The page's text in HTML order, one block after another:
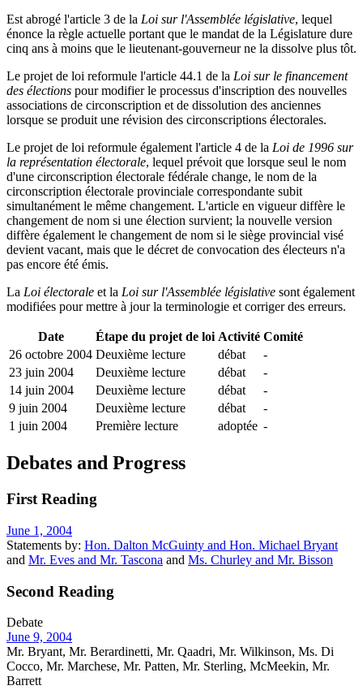
Est abrogé l'article 3 de la Loi sur l'Assemblée législative, lequel
énonce la règle actuelle portant que le mandat de la Législature dure
cinq ans à moins que le lieutenant-gouverneur ne la dissolve plus tôt.
Le projet de loi reformule l'article 44.1 de la Loi sur le financement
des élections pour modifier le processus d'inscription des nouvelles
associations de circonscription et de dissolution des anciennes
lorsque se produit une révision des circonscriptions électorales.
Le projet de loi reformule également l'article 4 de la Loi de 1996 sur
la représentation électorale, lequel prévoit que lorsque seul le nom
d'une circonscription électorale fédérale change, le nom de la
circonscription électorale provinciale correspondante subit
simultanément le même changement. L'article en vigueur diffère le
changement de nom si une élection survient; la nouvelle version
diffère également le changement de nom si le siège provincial visé
devient vacant, mais que le décret de convocation des électeurs n'a
pas encore été émis.
La Loi électorale et la Loi sur l'Assemblée législative sont également
modifiées pour mettre à jour la terminologie et corriger des erreurs.
Date Étape du projet de loi Activité Comité
26 octobre 2004 Deuxième lecture débat
-
23 juin 2004
Deuxième lecture débat
-
14 juin 2004
Deuxième lecture débat
-
9 juin 2004
Deuxième lecture débat
-
1 juin 2004
Première lecture adoptée -
Debates and Progress
First Reading
June 1, 2004
Statements by: Hon. Dalton McGuinty and Hon. Michael Bryant
and Mr. Eves and Mr. Tascona and Ms. Churley and Mr. Bisson
Second Reading
Debate
June 9, 2004
Mr. Bryant, Mr. Berardinetti, Mr. Qaadri, Mr. Wilkinson, Ms. Di
Cocco, Mr. Marchese, Mr. Patten, Mr. Sterling, McMeekin, Mr.
Barrett